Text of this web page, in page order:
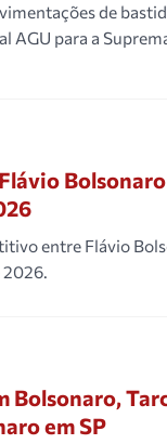
de
AGU para a
entre Flávio
2026.
Bolsonaro,
em SP